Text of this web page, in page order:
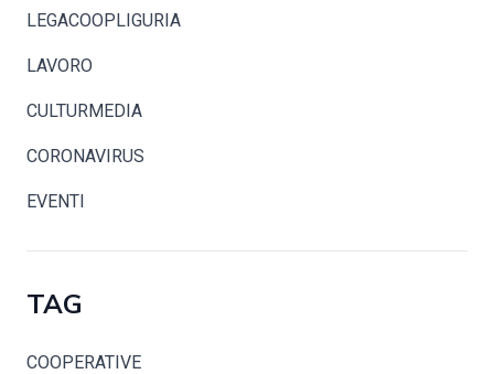
LEGACOOPLIGURIA
LAVORO
CULTURMEDIA
CORONAVIRUS
EVENTI
TAG
COOPERATIVE